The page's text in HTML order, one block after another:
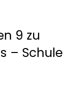
9 zu
– Schule